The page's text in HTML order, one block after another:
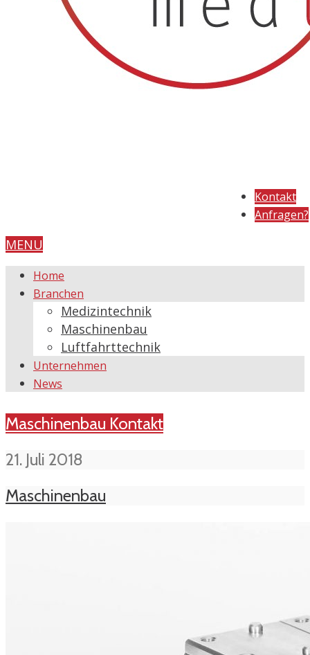
Kontakt
Anfragen?
MENU
Home
Branchen
Medizintechnik
Maschinenbau
Luftfahrttechnik
Unternehmen
News
Maschinenbau Kontakt
21. Juli 2018
Maschinenbau